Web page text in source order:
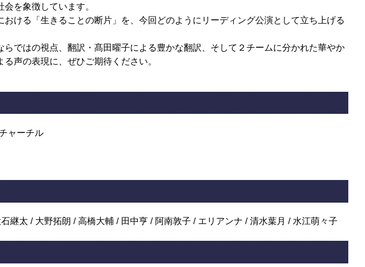
を象徴しています。
おける「生きることの断片」を、今回どのようにリーディング公演として立ち上げる
らではの視点、翻訳・髙田曜子による豊かな翻訳、そして２チームに分かれた華やか
る声の表現に、ぜひご期待ください。
ャーチル
継太 / 大野拓朗 / 高橋大輔 / 田中亨 / 阿南敦子 / エリアンナ / 清水葉月 / 水江萌々子